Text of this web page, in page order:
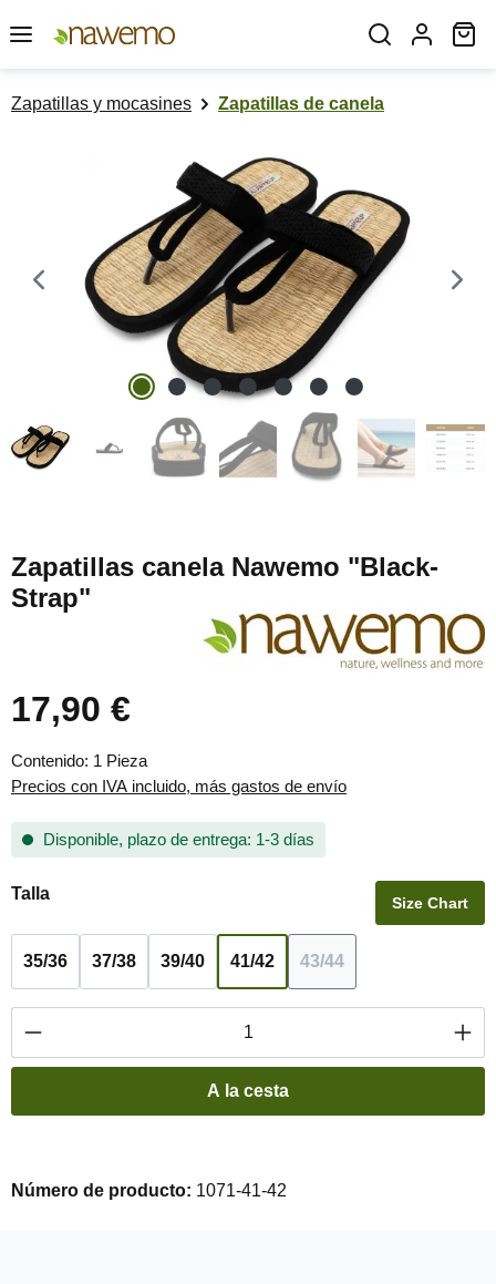
Saltar al contenido principal
Zapatillas y mocasines Zapatillas de canela
Omitir galería de imágenes
Zapatillas canela Nawemo "Black-
Strap"
Precio normal:
17,90 €
Contenido: 1 Pieza
Precios con IVA incluido, más gastos de envío
Disponible, plazo de entrega: 1-3 días
Seleccione
Talla Size Chart
35/36 37/38 39/40 41/42 43/44
Cantidad del producto: introduce la
A la cesta
Número de producto: 1071-41-42